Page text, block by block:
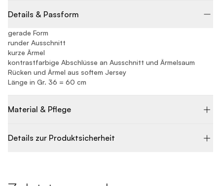
Details & Passform
gerade Form
runder Ausschnitt
kurze Ärmel
kontrastfarbige Abschlüsse an Ausschnitt und Ärmelsaum
Rücken und Ärmel aus softem Jersey
Länge in Gr. 36 = 60 cm
Material & Pflege
Details zur Produktsicherheit